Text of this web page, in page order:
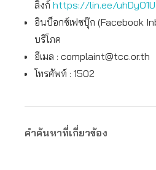
ลิงก์ https://lin.ee/uhDyO1U
อินบ็อกซ์เฟซบุ๊ก (Facebook
บริโภค
อีเมล : complaint@tcc.or.th
โทรศัพท์ : 1502
คำค้นหาที่เกี่ยวข้อง